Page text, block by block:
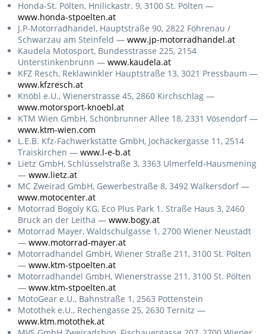
Honda-St. Pölten, Hnilickastr. 9, 3100 St. Pölten —
www.honda-stpoelten.at
J.P-Motorradhandel, Hauptstraße 90, 2822 Föhrenau /
Schwarzau am Steinfeld — www.jp-motorradhandel.at
Kaudela Motosport, Bundesstrasse 225, 2154
Unterstinkenbrunn — www.kaudela.at
KFZ Resch, Reklawinkler Hauptstraße 13, 3021 Pressbaum —
www.kfzresch.at
Knöbl e.U., Wienerstrasse 45, 2860 Kirchschlag —
www.motorsport-knoebl.at
KTM Wien GmbH, Schönbrunner Allee 18, 2331 Vösendorf —
www.ktm-wien.com
L.E.B. Kfz-Fachwerkstätte GmbH, Jochäckergasse 11, 2514
Traiskirchen — www.l-e-b.at
Lietz GmbH, Schlüsselstraße 3, 3363 Ulmerfeld-Hausmening
— www.lietz.at
MC Zweirad GmbH, Gewerbestraße 8, 3492 Walkersdorf —
www.motocenter.at
Motorrad Bogoly KG, Eco Plus Park 1. Straße Haus 3, 2460
Bruck an der Leitha — www.bogy.at
Motorrad Mayer, Waldschulgasse 1, 2700 Wiener Neustadt
— www.motorrad-mayer.at
Motorradhandel GmbH, Wiener Straße 211, 3100 St. Pölten
— www.ktm-stpoelten.at
Motorradhandel GmbH, Wienerstrasse 211, 3100 St. Pölten
— www.ktm-stpoelten.at
MotoGear e.U., Bahnstraße 1, 2563 Pottenstein
Motothek e.U., Rechengasse 25, 2630 Ternitz —
www.ktm.motothek.at